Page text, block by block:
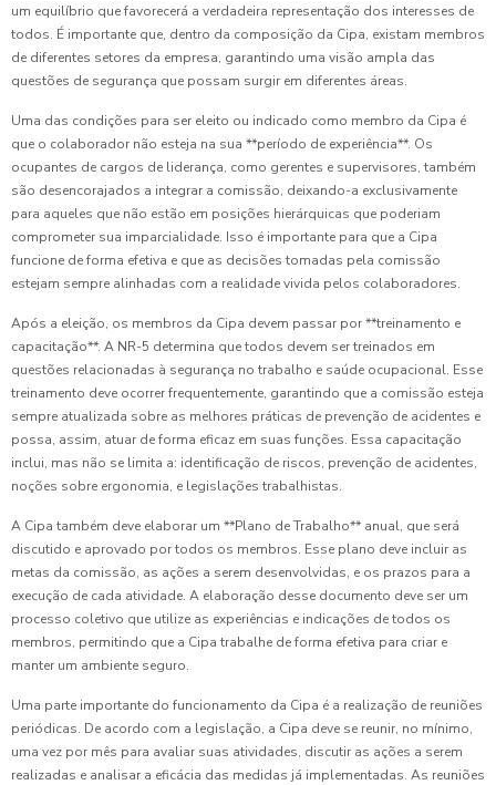
um equilíbrio que favorecerá a verdadeira representação dos interesses de
todos. É importante que, dentro da composição da Cipa, existam membros
de diferentes setores da empresa, garantindo uma visão ampla das
questões de segurança que possam surgir em diferentes áreas.
Uma das condições para ser eleito ou indicado como membro da Cipa é
que o colaborador não esteja na sua **período de experiência**. Os
ocupantes de cargos de liderança, como gerentes e supervisores, também
são desencorajados a integrar a comissão, deixando-a exclusivamente
para aqueles que não estão em posições hierárquicas que poderiam
comprometer sua imparcialidade. Isso é importante para que a Cipa
funcione de forma efetiva e que as decisões tomadas pela comissão
estejam sempre alinhadas com a realidade vivida pelos colaboradores.
Após a eleição, os membros da Cipa devem passar por **treinamento e
capacitação**. A NR-5 determina que todos devem ser treinados em
questões relacionadas à segurança no trabalho e saúde ocupacional. Esse
treinamento deve ocorrer frequentemente, garantindo que a comissão esteja
sempre atualizada sobre as melhores práticas de prevenção de acidentes e
possa, assim, atuar de forma eficaz em suas funções. Essa capacitação
inclui, mas não se limita a: identificação de riscos, prevenção de acidentes,
noções sobre ergonomia, e legislações trabalhistas.
A Cipa também deve elaborar um **Plano de Trabalho** anual, que será
discutido e aprovado por todos os membros. Esse plano deve incluir as
metas da comissão, as ações a serem desenvolvidas, e os prazos para a
execução de cada atividade. A elaboração desse documento deve ser um
processo coletivo que utilize as experiências e indicações de todos os
membros, permitindo que a Cipa trabalhe de forma efetiva para criar e
manter um ambiente seguro.
Uma parte importante do funcionamento da Cipa é a realização de reuniões
periódicas. De acordo com a legislação, a Cipa deve se reunir, no mínimo,
uma vez por mês para avaliar suas atividades, discutir as ações a serem
realizadas e analisar a eficácia das medidas já implementadas. As reuniões